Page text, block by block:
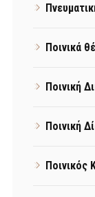
Ποινικά
Ποινική
Ποινική
Ποινικός